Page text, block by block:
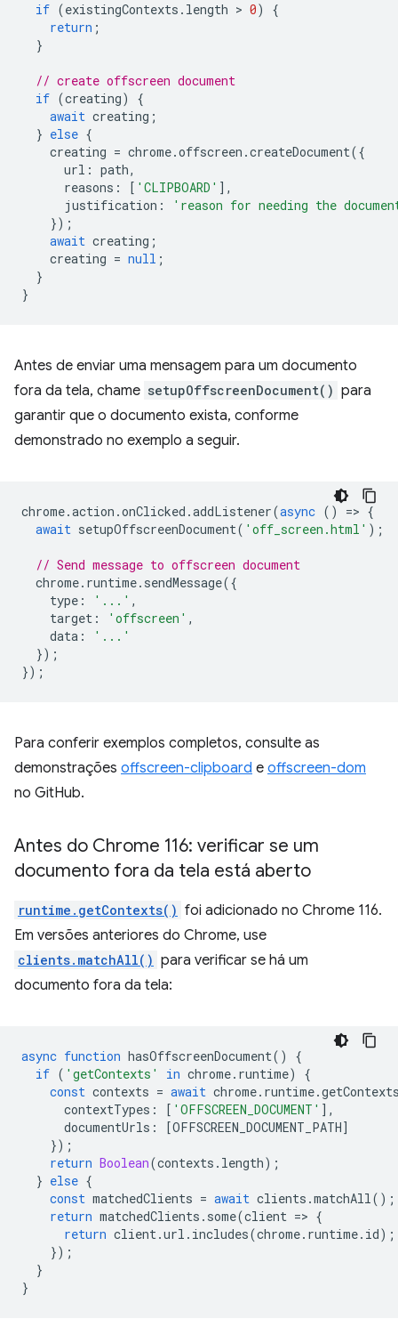
if (existingContexts . length > 0)
{
return ;
}
// create offscreen document
if (creating)
{
await creating ;
} else {
creating = chrome.offscreen .createDocument({
url : path,
reasons : [ 'CLIPBOARD' ],
justification :
'reason for needing the
});
await creating ;
creating = null ;
}
}
Antes de enviar uma mensagem para um documento
fora da tela, chame setupOffscreenDocument() para
garantir que o documento exista, conforme
demonstrado no exemplo a seguir.
chrome.action .onClicked .addListener(async () => {
await setupOffscreenDocument( 'off_screen.html' );
// Send message to offscreen document
chrome. runtime. sendMessage({
type : '...' ,
target : 'offscreen' ,
data :
'...'
});
});
Para conferir exemplos completos, consulte as
demonstrações offscreen-clipboard e offscreen-dom
no GitHub.
Antes do Chrome 116: verificar se um
documento fora da tela está aberto
runtime.getContexts() foi adicionado no Chrome 116.
Em versões anteriores do Chrome, use
clients.matchAll() para verificar se há um
documento fora da tela:
async function hasOffscreenDocument()
{
if ( 'getContexts' in chrome. runtime)
{
const contexts = await chrome. runtime.
contextTypes : [ 'OFFSCREEN_DOCUMENT' ],
documentUrls : [OFFSCREEN_DOCUMENT_PATH]
});
return Boolean(contexts . length);
} else {
const matchedClients = await clients .matchAll();
return matchedClients . some(client => {
return client.url . includes(chrome. runtime. id);
});
}
}